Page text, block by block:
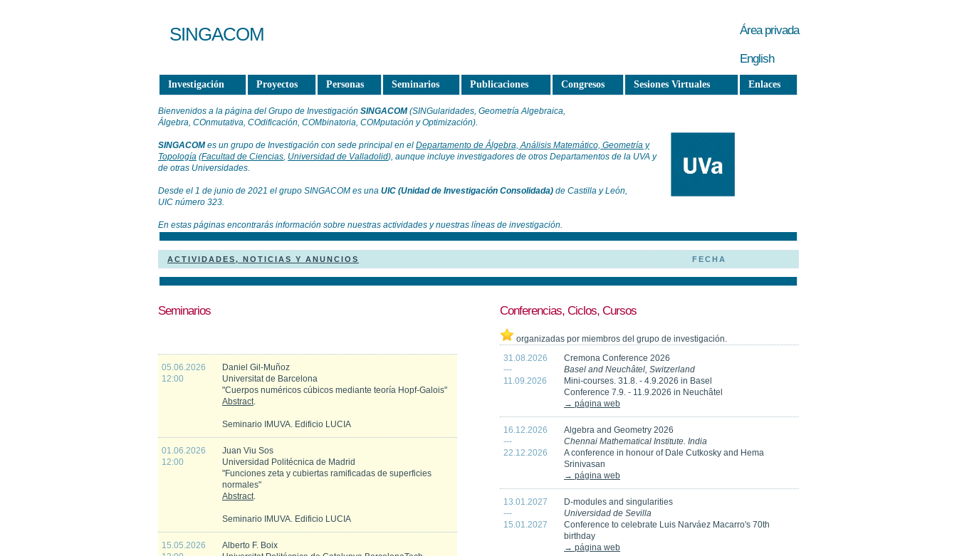
SINGACOM Área privada
English
Investigación Proyectos Personas Seminarios Publicaciones Congresos Sesiones Virtuales Enlaces
Bienvenidos a la página del Grupo de Investigación SINGACOM(SINGularidades, Geometría Algebraica,
Álgebra, COnmutativa, COdificación, COMbinatoria, COMputación y Optimización).
SINGACOMes un grupo de Investigación con sede principal en el Departamento de Álgebra, Análisis Matemático, Geometría y
Topología (Facultad de Ciencias, Universidad de Valladolid), aunque incluye investigadores de otros Departamentos de la UVA y
de otras Universidades.
Desde el 1 de junio de 2021 el grupo SINGACOM es una UIC (Unidad de Investigación Consolidada) de Castilla y León,
UIC número 323.
En estas páginas encontrarás información sobre nuestras actividades y nuestras líneas de investigación.
ACTIVIDADES, NOTICIAS Y ANUNCIOS FECHA
Seminarios
05.06.2026
12:00
Daniel Gil-Muñoz
Universitat de Barcelona
"Cuerpos numéricos cúbicos mediante teoría Hopf-Galois"
Abstract.
Seminario IMUVA. Edificio LUCIA
01.06.2026
12:00
Juan Viu Sos
Universidad Politécnica de Madrid
"Funciones zeta y cubiertas ramificadas de superficies
normales"
Abstract.
Seminario IMUVA. Edificio LUCIA
15.05.2026
Alberto F. Boix
Conferencias, Ciclos, Cursos
organizadas por miembros del grupo de investigación.
31.08.2026
---
11.09.2026
Cremona Conference 2026
Basel and Neuchâtel, Switzerland
Mini-courses. 31.8. - 4.9.2026 in Basel
Conference 7.9. - 11.9.2026 in Neuchâtel
→ página web
16.12.2026
---
22.12.2026
Algebra and Geometry 2026
Chennai Mathematical Institute. India
A conference in honour of Dale Cutkosky and Hema
Srinivasan
→ página web
13.01.2027
---
15.01.2027
D-modules and singularities
Universidad de Sevilla
Conference to celebrate Luis Narváez Macarro's 70th
birthday
→ página web